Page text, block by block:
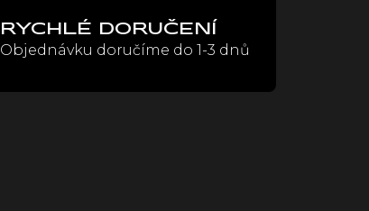
RYCHLÉ DORUČENÍ
Objednávku doručíme do 1-3 dnů